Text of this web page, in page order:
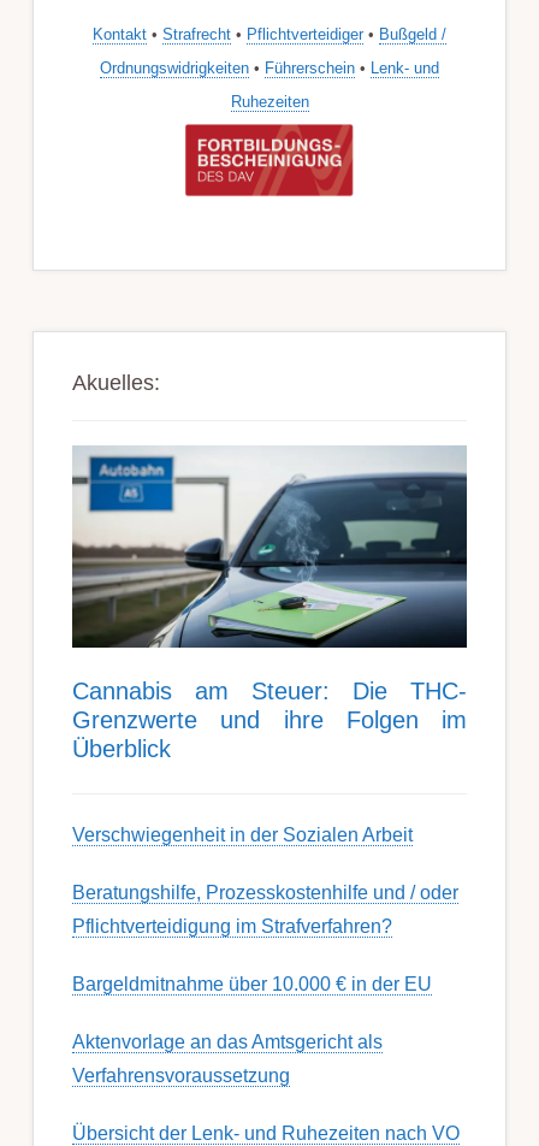
Kontakt • Strafrecht • Pflichtverteidiger • Bußgeld /
Ordnungswidrigkeiten • Führerschein •
Lenk- und
Ruhezeiten
Akuelles:
Can­nabis am Steu­er: Die THC-
Grenz­werte und ihre Folgen im
Über­blick
Ver­schwieg­en­heit in der Soz­ial­en Ar­beit
Berat­ungs­hil­fe, Pro­zess­kost­en­hilfe und / oder
Pflicht­ver­teidig­ung im Strafverfahren?
Bargeldmitnahme über 10.000 € in der EU
Aktenvorlage an das Amtsgericht als
Verfahrensvoraussetzung
Übersicht der Lenk- und Ruhezeiten nach VO